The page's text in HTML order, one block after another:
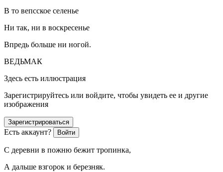
В то вепсское селенье
Ни так, ни в воскресенье
Впредь больше ни ногой.
ВЕДЬМАК
Здесь есть иллюстрация
Зарегистрируйтесь или войдите, чтобы увидеть ее и другие
изображения
Зарегистрироваться
Есть аккаунт? Войти
С деревни в пожню бежит тропинка,
А дальше взгорок и березняк.